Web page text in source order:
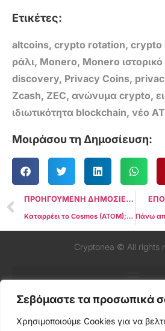
Σεβόμαστε τα προσωπικά
Χρησιμοποιούμε Cookies για να
Ετικέτες:
altcoins, crypto rotation, crypto
ράλι, Monero, Monero
discovery, Privacy Coins,
Zcash, ZEC, ανώνυμα crypto,
ιδιωτικότητα blockchain, νέο
Μοιράσου τη Δημοσίευση:
ΠΡΟΗΓΟΥΜΕΝΗ ΔΗΜΟΣΙΕΥΣΗ
Καταρρέει το Cosmos (ATOM); Δηλώσεις-σοκ, projects που κλείνουν και ένα ecosystem που χάνει έδαφος
Cryptonea © All rights